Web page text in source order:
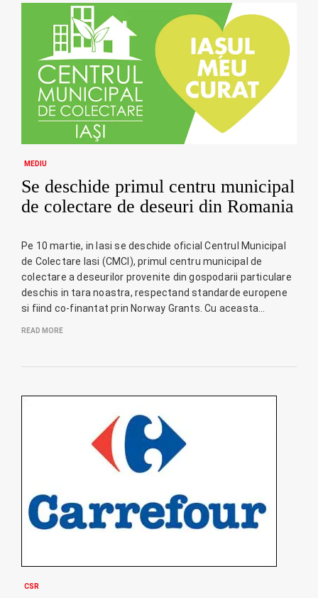
MEDIU
Se deschide primul centru municipal
de colectare de deseuri din Romania
Pe 10 martie, in Iasi se deschide oficial Centrul Municipal
de Colectare Iasi (CMCI), primul centru municipal de
colectare a deseurilor provenite din gospodarii particulare
deschis in tara noastra, respectand standarde europene
si fiind co-finantat prin Norway Grants. Cu aceasta…
READ MORE
CSR